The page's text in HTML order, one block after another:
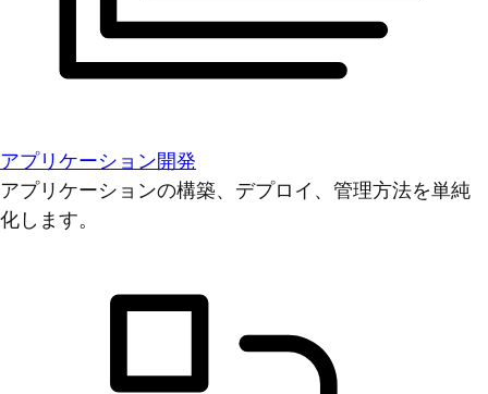
アプリケーション開発
アプリケーションの構築、デプロイ、管理方法を単純
化します。